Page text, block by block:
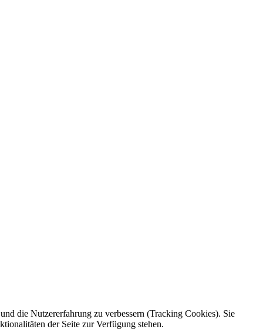
die Nutzererfahrung zu verbessern (Tracking Cookies). Sie
der Seite zur Verfügung stehen.